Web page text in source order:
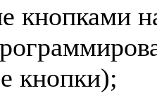
кнопками
кнопки);